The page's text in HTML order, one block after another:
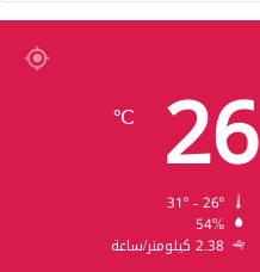
26
℃
54%
2.38 كيلومتر/ساعة